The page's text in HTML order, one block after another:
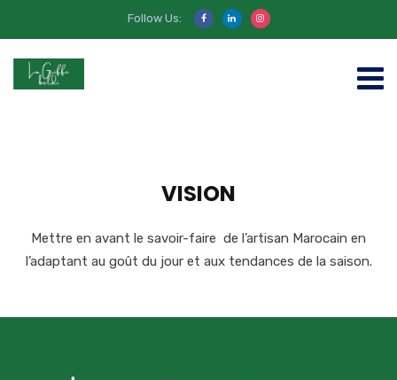
Follow Us:
VISION
Mettre en avant le savoir-faire de l’artisan Marocain en
l’adaptant au goût du jour et aux tendances de la saison.